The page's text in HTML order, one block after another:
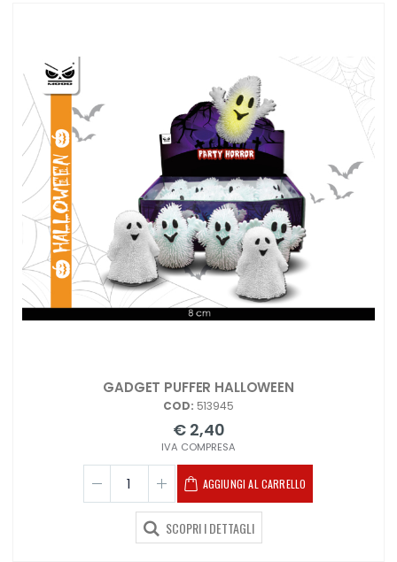
GADGET PUFFER HALLOWEEN
COD: 513945
€ 2,40
IVA COMPRESA
AGGIUNGI AL CARRELLO
SCOPRI I DETTAGLI